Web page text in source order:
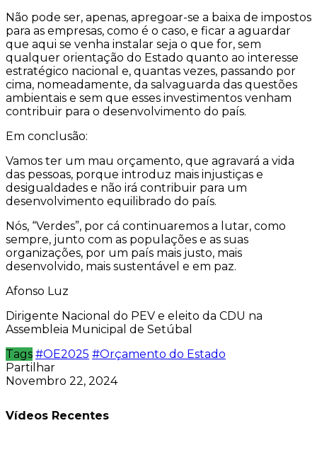
Não pode ser, apenas, apregoar-se a baixa de impostos
para as empresas, como é o caso, e ficar a aguardar
que aqui se venha instalar seja o que for, sem
qualquer orientação do Estado quanto ao interesse
estratégico nacional e, quantas vezes, passando por
cima, nomeadamente, da salvaguarda das questões
ambientais e sem que esses investimentos venham
contribuir para o desenvolvimento do país.
Em conclusão:
Vamos ter um mau orçamento, que agravará a vida
das pessoas, porque introduz mais injustiças e
desigualdades e não irá contribuir para um
desenvolvimento equilibrado do país.
Nós, “Verdes”, por cá continuaremos a lutar, como
sempre, junto com as populações e as suas
organizações, por um país mais justo, mais
desenvolvido, mais sustentável e em paz.
Afonso Luz
Dirigente Nacional do PEV e eleito da CDU na
Assembleia Municipal de Setúbal
Tags #OE2025 #Orçamento do Estado
Partilhar
Novembro 22, 2024
Vídeos Recentes